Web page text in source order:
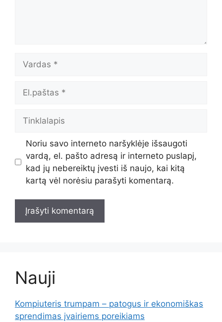
Noriu savo interneto naršyklėje išsaugoti
vardą, el. pašto adresą ir interneto puslapį,
kad jų nebereiktų įvesti iš naujo, kai kitą
kartą vėl norėsiu parašyti komentarą.
Nauji
Kompiuteris trumpam – patogus ir ekonomiškas
sprendimas įvairiems poreikiams